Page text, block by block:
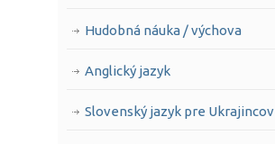
Hudobná náuka / výchova
Anglický jazyk
Slovenský jazyk pre Ukrajincov